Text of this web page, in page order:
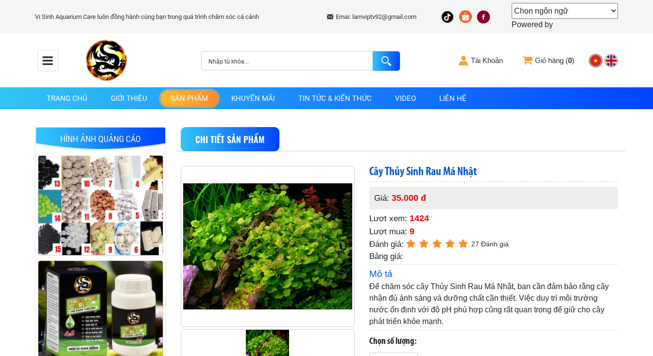
Emai: lamviptv92@gmail.com
Powered by
Tài Khoản Giỏ hàng (0)
TRANG CHỦ GIỚI THIỆU SẢN PHẨM KHUYẾN MÃI TIN TỨC & KIẾN THỨC VIDEO LIÊN HỆ
HÌNH ẢNH QUẢNG CÁO CHI TIẾT SẢN PHẨM
Cây Thủy Sinh Rau Má Nhật
Giá: 35.000 đ
Lượt xem: 1424
Lượt mua: 9
Đánh giá: 27 Đánh giá
Bảng giá:
Mô tả
Để chăm sóc cây Thủy Sinh Rau Má Nhật, bạn cần đảm bảo rằng cây
nhận đủ ánh sáng và dưỡng chất cần thiết. Việc duy trì môi trường
nước ổn định với độ pH phù hợp cũng rất quan trọng để giữ cho cây
phát triển khỏe mạnh.
Chọn số lượng: